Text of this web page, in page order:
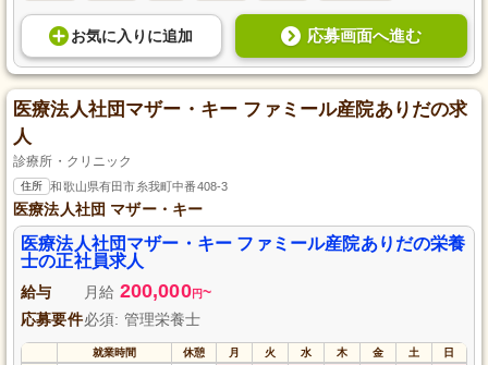
お気に入り に追加 応募画面へ進む
医療法人社団マザー・キー ファミール産院ありだの求
人
診療所・クリニック
住所 和歌山県有田市糸我町中番408-3
医療法人社団 マザー・キー
医療法人社団マザー・キー ファミール産院ありだの栄養
士の正社員求人
給与 月給 200,000円~
応募要件必須: 管理栄養士
就業時間 休憩 月 火 水 木 金 土 日